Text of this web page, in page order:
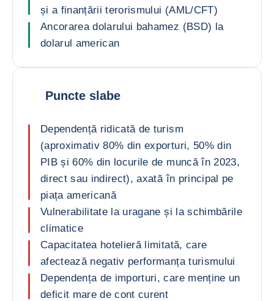
și a finanțării terorismului (AML/CFT)
Ancorarea dolarului bahamez (BSD) la
dolarul american
Puncte slabe
Dependență ridicată de turism
(aproximativ 80% din exporturi, 50% din
PIB și 60% din locurile de muncă în 2023,
direct sau indirect), axată în principal pe
piața americană
Vulnerabilitate la uragane și la schimbările
climatice
Capacitatea hotelieră limitată, care
afectează negativ performanța turismului
Dependența de importuri, care menține un
deficit mare de cont curent